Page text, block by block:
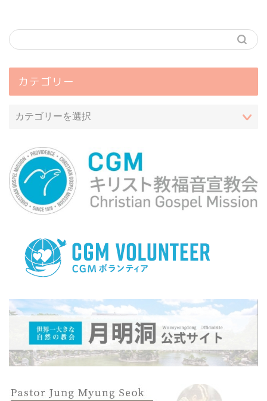
カテゴリー